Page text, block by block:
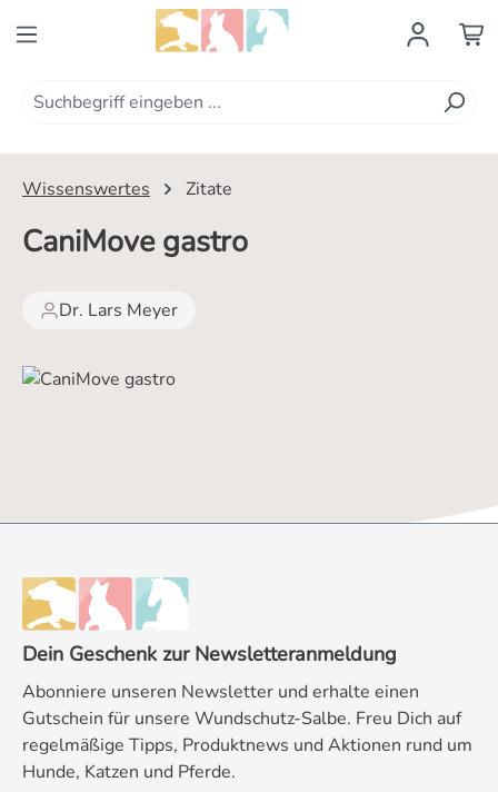
Zum Hauptinhalt springen
Wissenswertes Zitate
CaniMove gastro
Dr. Lars Meyer
Dein Geschenk zur Newsletteranmeldung
Abonniere unseren Newsletter und erhalte einen
Gutschein für unsere Wundschutz-Salbe. Freu Dich auf
regelmäßige Tipps, Produktnews und Aktionen rund um
Hunde, Katzen und Pferde.